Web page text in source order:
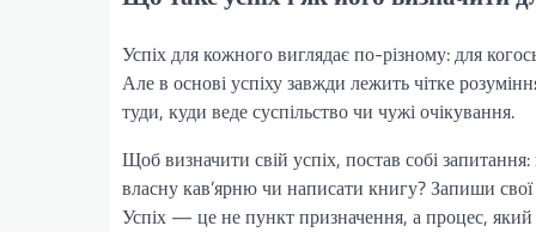
Успіх для кожного виглядає по-різному: для
Але в основі успіху завжди лежить чітке
туди, куди веде суспільство чи чужі очікування.
Щоб визначити свій успіх, постав собі
власну кав’ярню чи написати книгу? Запиши свої
Успіх — це не пункт призначення, а процес,